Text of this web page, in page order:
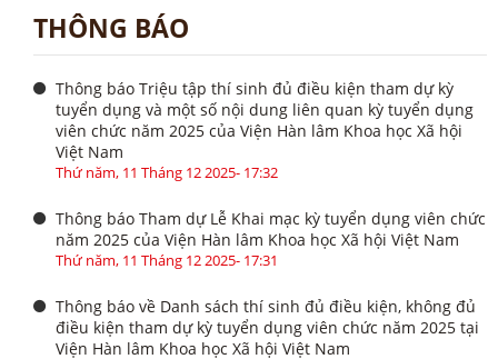
THÔNG BÁO
Thông báo Triệu tập thí sinh đủ điều kiện tham dự kỳ
tuyển dụng và một số nội dung liên quan kỳ tuyển dụng
viên chức năm 2025 của Viện Hàn lâm Khoa học Xã hội
Việt Nam
Thứ năm, 11 Tháng 12 2025- 17:32
Thông báo Tham dự Lễ Khai mạc kỳ tuyển dụng viên chức
năm 2025 của Viện Hàn lâm Khoa học Xã hội Việt Nam
Thứ năm, 11 Tháng 12 2025- 17:31
Thông báo về Danh sách thí sinh đủ điều kiện, không đủ
điều kiện tham dự kỳ tuyển dụng viên chức năm 2025 tại
Viện Hàn lâm Khoa học Xã hội Việt Nam